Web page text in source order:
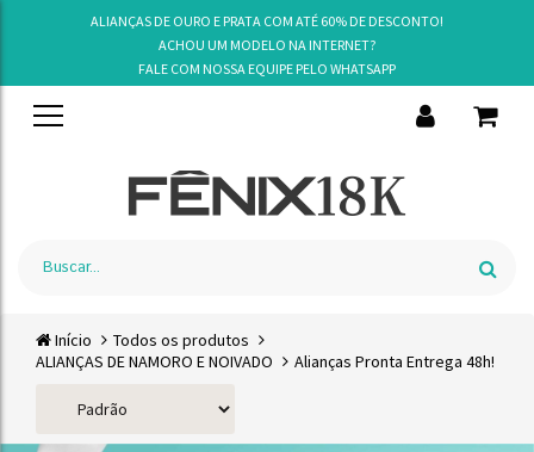
ALIANÇAS DE OURO E PRATA COM ATÉ 60% DE DESCONTO!
ACHOU UM MODELO NA INTERNET?
FALE COM NOSSA EQUIPE PELO WHATSAPP
Início
Todos os produtos
ALIANÇAS DE NAMORO E NOIVADO
Alianças Pronta Entrega 48h!